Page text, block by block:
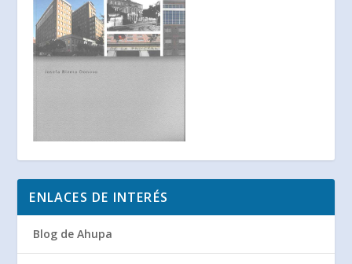
ENLACES DE INTERÉS
Blog de Ahupa